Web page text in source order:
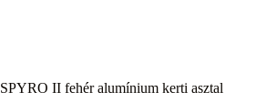
SPYRO II fehér alumínium kerti asztal